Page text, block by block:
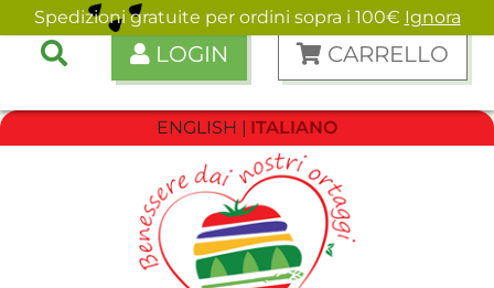
ENGLISH ITALIANO
LOGIN CARRELLO
Spedizioni gratuite per ordini sopra i 100€ Ignora